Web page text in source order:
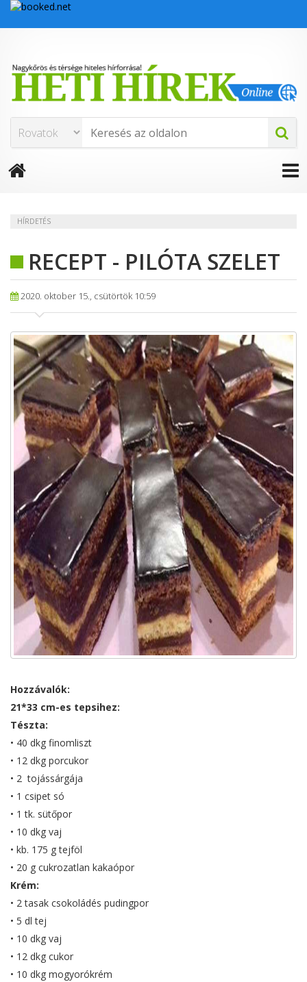
HÍRDETÉS
RECEPT - PILÓTA SZELET
2020. oktober 15., csütörtök 10:59
Hozzávalók:
21*33 cm-es tepsihez:
Tészta:
• 40 dkg finomliszt
• 12 dkg porcukor
• 2 tojássárgája
• 1 csipet só
• 1 tk. sütőpor
• 10 dkg vaj
• kb. 175 g tejföl
• 20 g cukrozatlan kakaópor
Krém:
• 2 tasak csokoládés pudingpor
• 5 dl tej
• 10 dkg vaj
• 12 dkg cukor
• 10 dkg mogyorókrém